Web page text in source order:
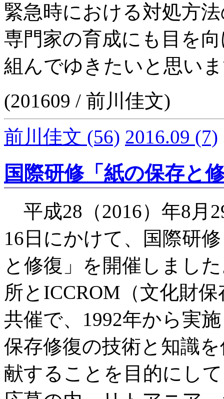
緊急時における対処方
専門家の育成にも目を
組んでゆきたいと思い
(201609 / 前川佳文)
前川佳文 (56) 2016.09 (7)
国際研修「紙の保存と
平成28（2016）年8月
16日にかけて、国際研
と修復」を開催しまし
所とICCROM（文化財
共催で、1992年から実
保存修復の技術と知識
献することを目的にし